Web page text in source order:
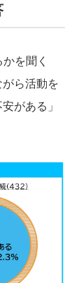
を聞く
ら活動を
がある」